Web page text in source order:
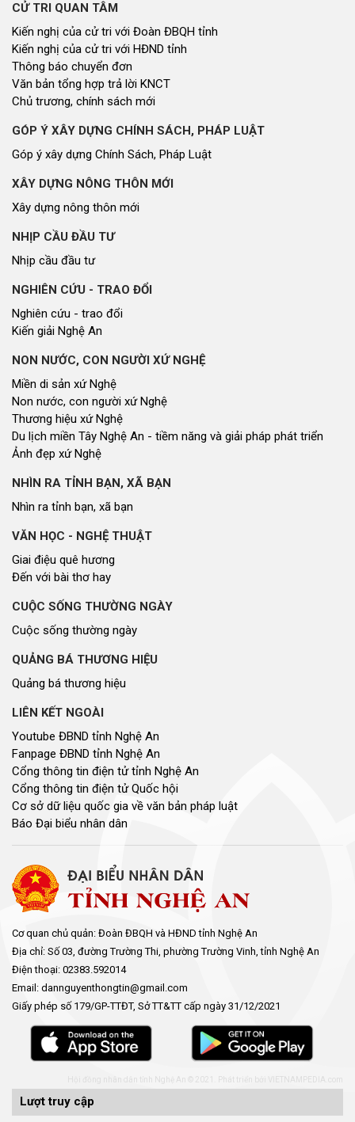
CỬ TRI QUAN TÂM
Kiến nghị của cử tri với Đoàn ĐBQH tỉnh
Kiến nghị của cử tri với HĐND tỉnh
Thông báo chuyển đơn
Văn bản tổng hợp trả lời KNCT
Chủ trương, chính sách mới
GÓP Ý XÂY DỰNG CHÍNH SÁCH, PHÁP LUẬT
Góp ý xây dựng Chính Sách, Pháp Luật
XÂY DỰNG NÔNG THÔN MỚI
Xây dựng nông thôn mới
NHỊP CẦU ĐẦU TƯ
Nhịp cầu đầu tư
NGHIÊN CỨU - TRAO ĐỔI
Nghiên cứu - trao đổi
Kiến giải Nghệ An
NON NƯỚC, CON NGƯỜI XỨ NGHỆ
Miền di sản xứ Nghệ
Non nước, con người xứ Nghệ
Thương hiệu xứ Nghệ
Du lịch miền Tây Nghệ An - tiềm năng và giải pháp phát triển
Ảnh đẹp xứ Nghệ
NHÌN RA TỈNH BẠN, XÃ BẠN
Nhìn ra tỉnh bạn, xã bạn
VĂN HỌC - NGHỆ THUẬT
Giai điệu quê hương
Đến với bài thơ hay
CUỘC SỐNG THƯỜNG NGÀY
Cuộc sống thường ngày
QUẢNG BÁ THƯƠNG HIỆU
Quảng bá thương hiệu
LIÊN KẾT NGOÀI
Youtube ĐBND tỉnh Nghệ An
Fanpage ĐBND tỉnh Nghệ An
Cổng thông tin điện tử tỉnh Nghệ An
Cổng thông tin điện tử Quốc hội
Cơ sở dữ liệu quốc gia về văn bản pháp luật
Báo Đại biểu nhân dân
Cơ quan chủ quản: Đoàn ĐBQH và HĐND tỉnh Nghệ An
Địa chỉ: Số 03, đường Trường Thi, phường Trường Vinh, tỉnh Nghệ An
Điện thoại: 02383.592014
Email: dannguyenthongtin@gmail.com
Giấy phép số 179/GP-TTĐT, Sở TT&TT cấp ngày 31/12/2021
Hội đồng nhân dân tỉnh Nghệ An © 2021. Phát triển bởi
Lượt truy cập